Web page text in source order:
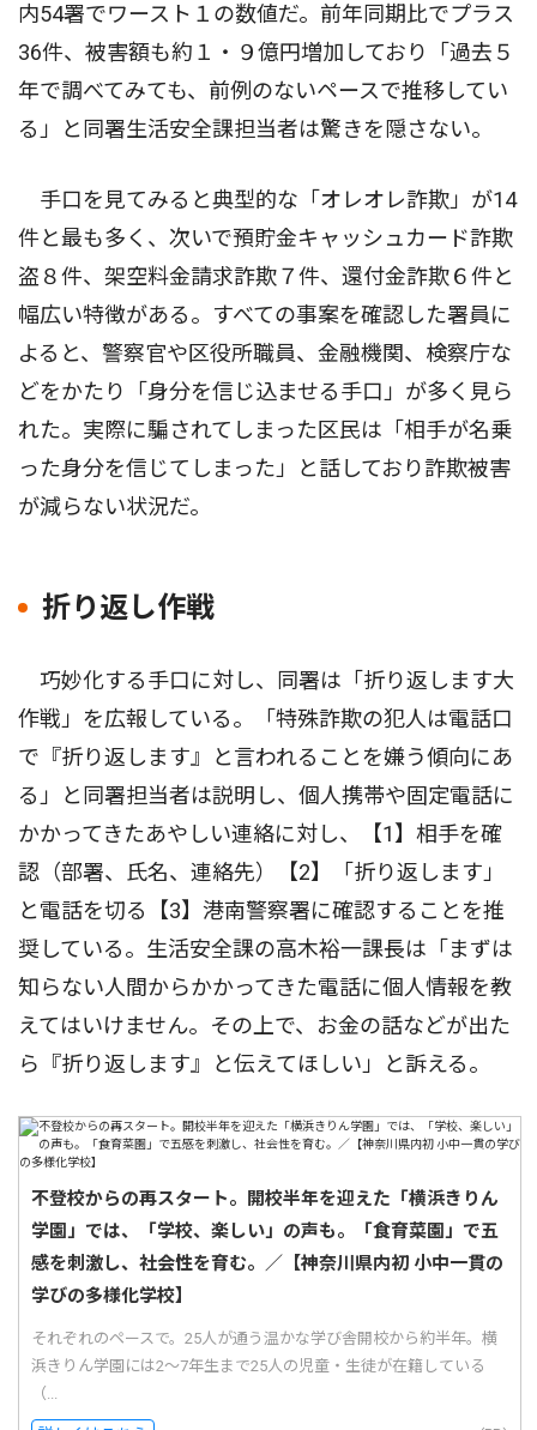
内54署でワースト１の数値だ。前年同期比でプラス
36件、被害額も約１・９億円増加しており「過去５
年で調べてみても、前例のないペースで推移してい
る」と同署生活安全課担当者は驚きを隠さない。
手口を見てみると典型的な「オレオレ詐欺」が14
件と最も多く、次いで預貯金キャッシュカード詐欺
盗８件、架空料金請求詐欺７件、還付金詐欺６件と
幅広い特徴がある。すべての事案を確認した署員に
よると、警察官や区役所職員、金融機関、検察庁な
どをかたり「身分を信じ込ませる手口」が多く見ら
れた。実際に騙されてしまった区民は「相手が名乗
った身分を信じてしまった」と話しており詐欺被害
が減らない状況だ。
折り返し作戦
巧妙化する手口に対し、同署は「折り返します大
作戦」を広報している。「特殊詐欺の犯人は電話口
で『折り返します』と言われることを嫌う傾向にあ
る」と同署担当者は説明し、個人携帯や固定電話に
かかってきたあやしい連絡に対し、【1】相手を確
認（部署、氏名、連絡先）【2】「折り返します」
と電話を切る【3】港南警察署に確認することを推
奨している。生活安全課の高木裕一課長は「まずは
知らない人間からかかってきた電話に個人情報を教
えてはいけません。その上で、お金の話などが出た
ら『折り返します』と伝えてほしい」と訴える。
不登校からの再スタート。開校半年を迎えた「横浜きりん
学園」では、「学校、楽しい」の声も。「食育菜園」で五
感を刺激し、社会性を育む。／【神奈川県内初 小中一貫の
学びの多様化学校】
それぞれのペースで。25人が通う温かな学び舎開校から約半年。横
浜きりん学園には2〜7年生まで25人の児童・生徒が在籍している
（...